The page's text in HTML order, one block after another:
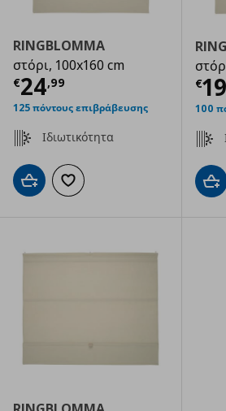
RINGBLOMMA
στόρι, 100x160 cm
€24,99
Τρέχουσα τιμή €
125 πόντους επιβράβευσης
Ιδιωτικότητα
Προσθήκη στο καλάθι
Προσθήκη στα αγαπημένα
€19
100